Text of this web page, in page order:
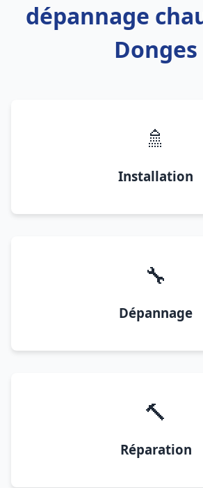
dépannage
Donges
🚿
Installation
🔧
Dépannage
🔨
Réparation